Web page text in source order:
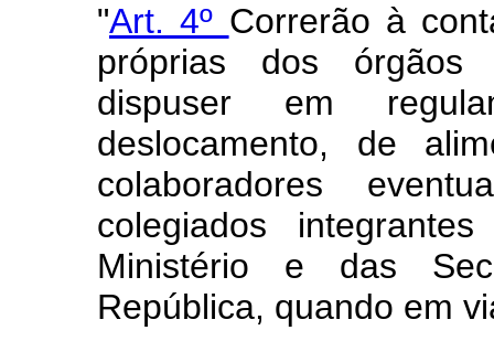
"Art. 4º Correrão à
próprias dos órgãos
dispuser em
deslocamento, de
colaboradores
colegiados
Ministério e das
República, quando em